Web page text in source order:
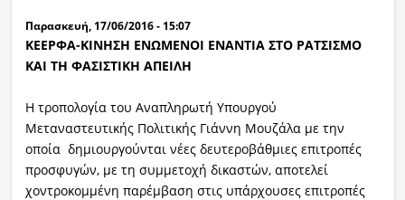
Παρασκευή, 17/06/2016 - 15:07
ΚΕΕΡΦΑ-ΚΙΝΗΣΗ ΕΝΩΜΕΝΟΙ ΕΝΑΝΤΙΑ ΣΤΟ ΡΑΤΣΙΣΜΟ
ΚΑΙ ΤΗ ΦΑΣΙΣΤΙΚΗ ΑΠΕΙΛΗ
Η τροπολογία του Αναπληρωτή Υπουργού
Μεταναστευτικής Πολιτικής Γιάννη Μουζάλα με την
οποία δημιουργούνται νέες δευτεροβάθμιες επιτροπές
προσφυγών, με τη συμμετοχή δικαστών, αποτελεί
χοντροκομμένη παρέμβαση στις υπάρχουσες επιτροπές